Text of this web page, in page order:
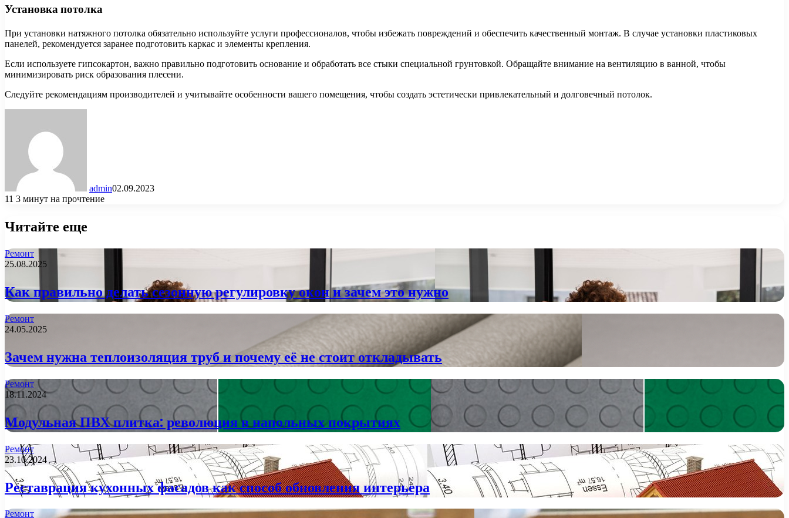
Установка потолка
При установки натяжного потолка обязательно используйте услуги профессионалов, чтобы избежать повреждений и обеспечить качественный монтаж. В случае установки пластиковых
панелей, рекомендуется заранее подготовить каркас и элементы крепления.
Если используете гипсокартон, важно правильно подготовить основание и обработать все стыки специальной грунтовкой. Обращайте внимание на вентиляцию в ванной, чтобы
минимизировать риск образования плесени.
Следуйте рекомендациям производителей и учитывайте особенности вашего помещения, чтобы создать эстетически привлекательный и долговечный потолок.
admin02.09.2023
11 3 минут на прочтение
Читайте еще
Ремонт
25.08.2025
Как правильно делать сезонную регулировку окон и зачем это нужно
Ремонт
24.05.2025
Зачем нужна теплоизоляция труб и почему её не стоит откладывать
Ремонт
18.11.2024
Модульная ПВХ плитка: революция в напольных покрытиях
Ремонт
23.10.2024
Реставрация кухонных фасадов как способ обновления интерьера
Ремонт